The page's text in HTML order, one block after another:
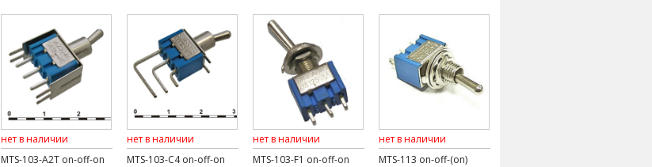
нет в наличии
MTS-103-A2T on-off-on
нет в наличии
MTS-103-C4 on-off-on
нет в наличии
MTS-103-F1 on-off-on
нет в наличии
MTS-113 on-off-(on)